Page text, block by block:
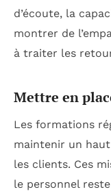
d’écoute, la
montrer de
à traiter les
Mettre en
Les formations
maintenir un haut
les clients. Ces
le personnel